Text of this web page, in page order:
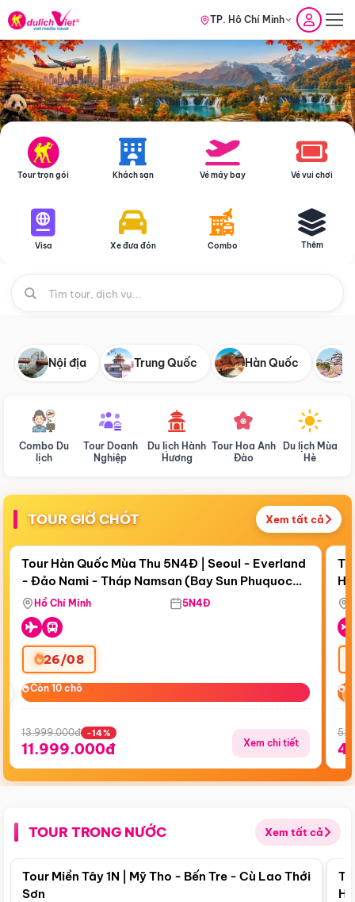
TP. Hồ Chí Minh
Tour trọn gói Khách sạn Vé máy bay Vé vui chơi
Visa Xe đưa đón Combo Thêm
Nội địa Trung Quốc Hàn Quốc
Combo Du
lịch
Tour Doanh
Nghiệp
Du lịch Hành
Hương
Tour Hoa Anh
Đào
Du lịch Mùa
Hè
TOUR GIỜ CHÓT Xem tất cả
Còn18 ngày 19:57:34
Bay Sun Phuquoc Airways
Điểm nổi bật
Tour Hàn Quốc Mùa Thu 5N4Đ | Seoul - Everland
- Đảo Nami - Tháp Namsan (Bay Sun Phuquoc
Airways)
Hồ Chí Minh 5N4Đ
26/08
Còn 10 chỗ
Còn 10 chỗ
13.999.000đ -14%
11.999.000đ Xem chi tiết
TOUR TRONG NƯỚC Xem tất cả
Điểm nổi bật
Tour Miền Tây 1N | Mỹ Tho - Bến Tre - Cù Lao Thới
Sơn